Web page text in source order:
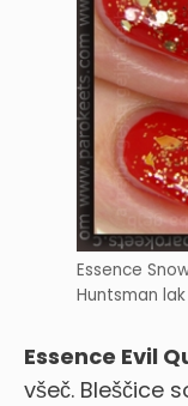
Essence
Huntsman
Essence Evil
všeč. Bleščice